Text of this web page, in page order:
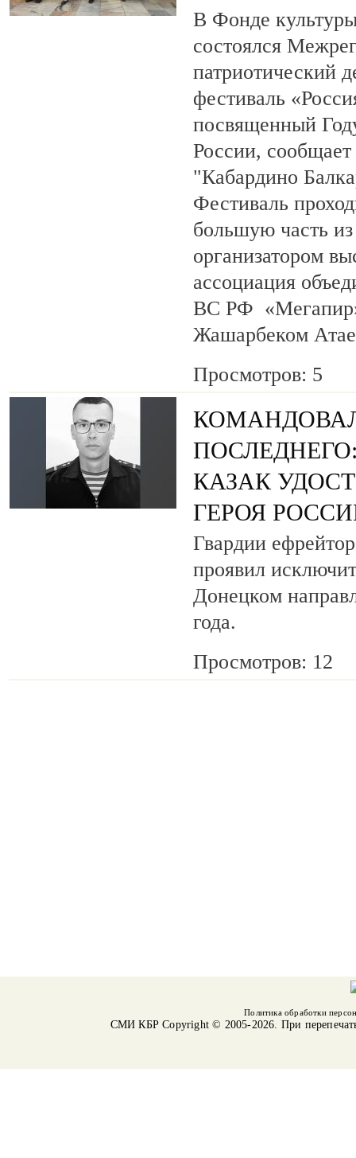
В Фонде
состоялся
патриотический
фестиваль
посвященный
России,
"Кабардино
Фестиваль
большую часть
организатором
ассоциация
ВС РФ «Мегапир»
Жашарбеком
Просмотров: 5
КАЗАК
ГЕРОЯ
Гвардии
проявил
Донецком
года.
Просмотров: 12
Политика обработки
СМИ КБРCopyright © 2005-2026. При